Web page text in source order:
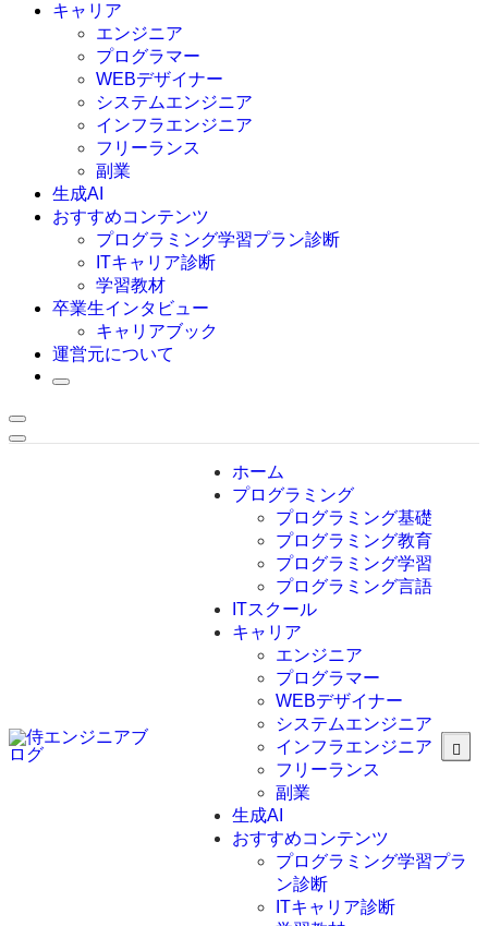
C言語
C#
VBA
Go言語
Kotlin
Java
JavaScript
Swift
Ruby
その他言語
キャリア
エンジニア
プログラマー
WEBデザイナー
システムエンジニア
インフラエンジニア
フリーランス
副業
生成AI
おすすめコンテンツ
プログラミング学習プラン診断
ITキャリア診断
学習教材
卒業生インタビュー
キャリアブック
運営元について
ホーム
プログラミング
プログラミング基礎
プログラミング教育
プログラミング学習
プログラミング言語
C言語
C#
VBA
Go言語
Kotlin
Java
JavaScript
Swift
Ruby
ITスクール
キャリア
エンジニア
プログラマー
WEBデザイナー
システムエンジニア
インフラエンジニア
フリーランス
副業
生成AI
おすすめコンテンツ
プログラミング学習プラ
ン診断
ITキャリア診断